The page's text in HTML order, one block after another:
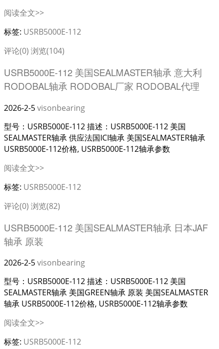
阅读全文>>
标签: USRB5000E-112
评论(0) 浏览(104)
USRB5000E-112 美国SEALMASTER轴承 意大利
RODOBAL轴承 RODOBAL厂家 RODOBAL代理
2026-2-5visonbearing
型号：USRB5000E-112 描述：USRB5000E-112 美国
SEALMASTER轴承 供应法国ICI轴承 美国SEALMASTER轴承
USRB5000E-112价格, USRB5000E-112轴承参数
阅读全文>>
标签: USRB5000E-112
评论(0) 浏览(82)
USRB5000E-112 美国SEALMASTER轴承 日本JAF
轴承 原装
2026-2-5visonbearing
型号：USRB5000E-112 描述：USRB5000E-112 美国
SEALMASTER轴承 美国GREEN轴承 原装 美国SEALMASTER
轴承 USRB5000E-112价格, USRB5000E-112轴承参数
阅读全文>>
标签: USRB5000E-112